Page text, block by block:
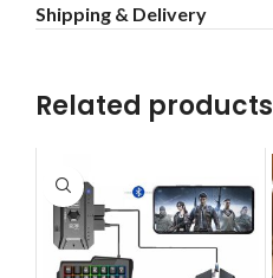
Shipping & Delivery
Related products